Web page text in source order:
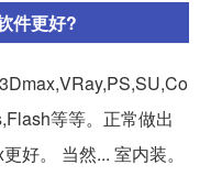
件更好?
等等。正常做出
好。 当然... 室内装。